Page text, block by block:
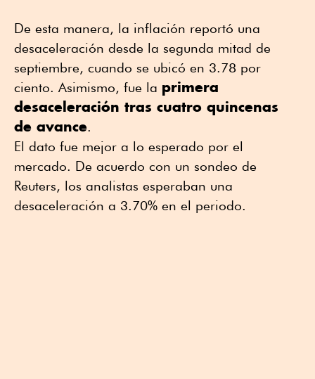
De esta manera, la inflación reportó una
desaceleración desde la segunda mitad de
septiembre, cuando se ubicó en 3.78 por
ciento. Asimismo, fue la primera
desaceleración tras cuatro quincenas
de avance.
El dato fue mejor a lo esperado por el
mercado. De acuerdo con un sondeo de
Reuters, los analistas esperaban una
desaceleración a 3.70% en el periodo.